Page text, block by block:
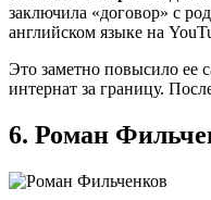
заключила «договор» с
английском языке на
Это заметно повысило ее
интернат за границу.
6. Роман